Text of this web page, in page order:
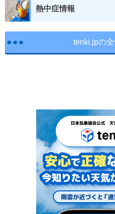
熱中症情報
tenki.jpの